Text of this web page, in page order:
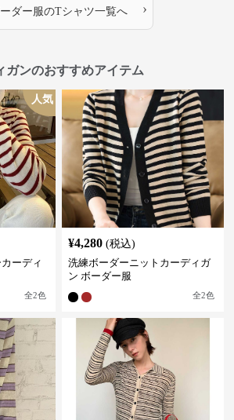
ダー服のTシャツ一覧へ ›
ガンのおすすめアイテム
人気
ーディ
全2色
¥4,280 (税込)
洗練ボーダーニットカーディガ
ン ボーダー服
全2色